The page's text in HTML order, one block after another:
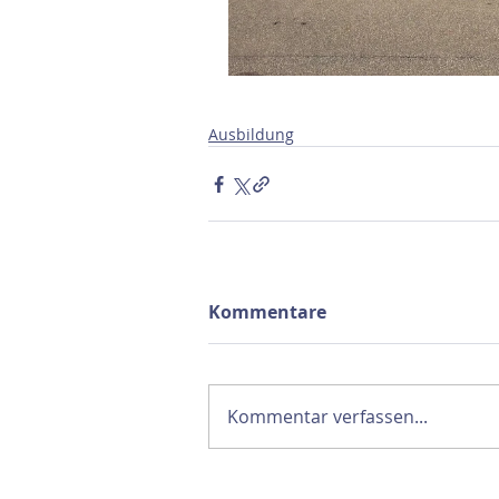
Ausbildung
Kommentare
Kommentar verfassen...